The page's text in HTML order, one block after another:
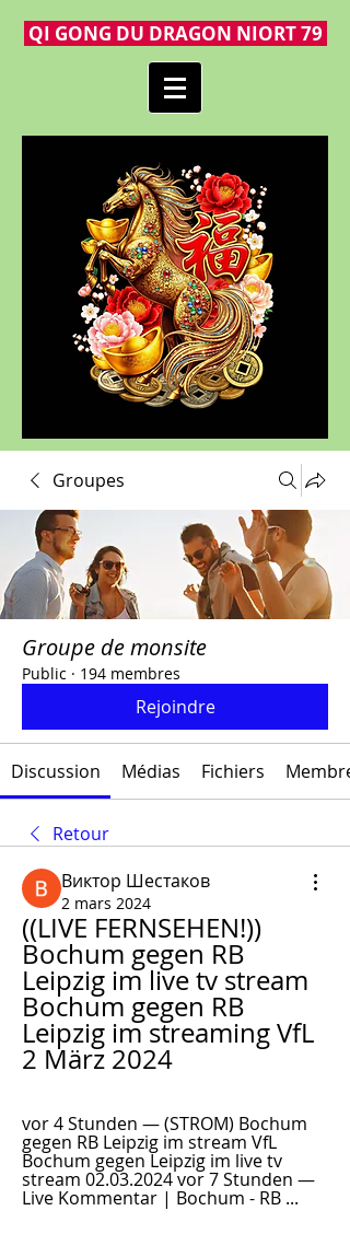
QI GONG DU DRAGON NIORT 79
Groupes
Groupe de monsite
Public · 194 membres
Rejoindre
Discussion Médias Fichiers
Retour
Виктор Шестаков
2 mars 2024
((LIVE FERNSEHEN!))
Bochum gegen RB
Leipzig im live tv stream
Bochum gegen RB
Leipzig im streaming VfL
2 März 2024
vor 4 Stunden — (STROM) Bochum
gegen RB Leipzig im stream VfL
Bochum gegen Leipzig im live tv
stream 02.03.2024 vor 7 Stunden —
Live Kommentar | Bochum - RB ...